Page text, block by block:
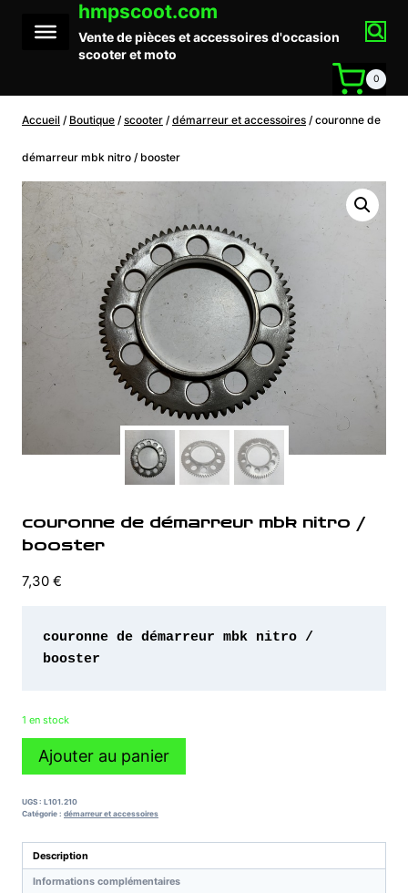
contenu
hmpscoot.com
Vente de pièces et accessoires d'occasion
scooter et moto
0
Accueil / Boutique / scooter / démarreur et accessoires / couronne de
démarreur mbk nitro / booster
couronne de démarreur mbk nitro /
booster
7,30 €
couronne de démarreur mbk nitro /
booster
1 en stock
quantité
de
démarreur
nitro
/
booster
Ajouter au panier
UGS : L101.210
Catégorie : démarreur et accessoires
Description
Informations complémentaires